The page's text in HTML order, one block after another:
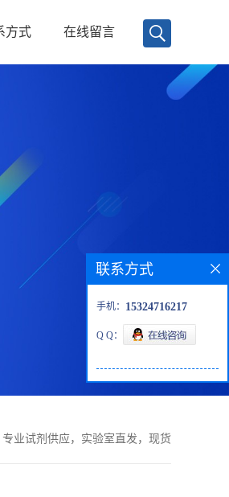
方式 在线留言
业试剂供应，实验室直发，现货
联系方式
手机： 15324716217
Q Q：